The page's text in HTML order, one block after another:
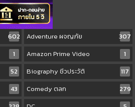
602 Adventure ผจญภัย
307
1 Amazon Prime Video
1
52 Biography ชีวประวัติ
117
43 Comedy ตลก
279